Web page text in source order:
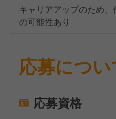
キャリアアップのため
の可能性あり
応募につい
応募資格